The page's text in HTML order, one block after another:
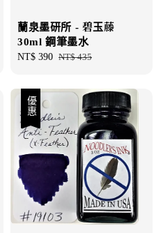
蘭泉墨研所 - 碧玉藤
30ml 鋼筆墨水
Sale
NT$ 390 Regular
NT$ 435
優惠